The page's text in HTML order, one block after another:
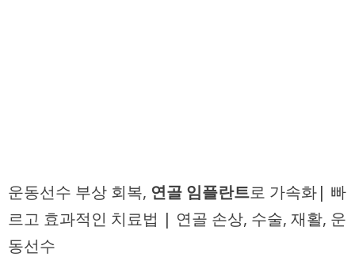
운동선수 부상 회복, 연골 임플란트로 가속화| 빠
르고 효과적인 치료법 | 연골 손상, 수술, 재활, 운
동선수